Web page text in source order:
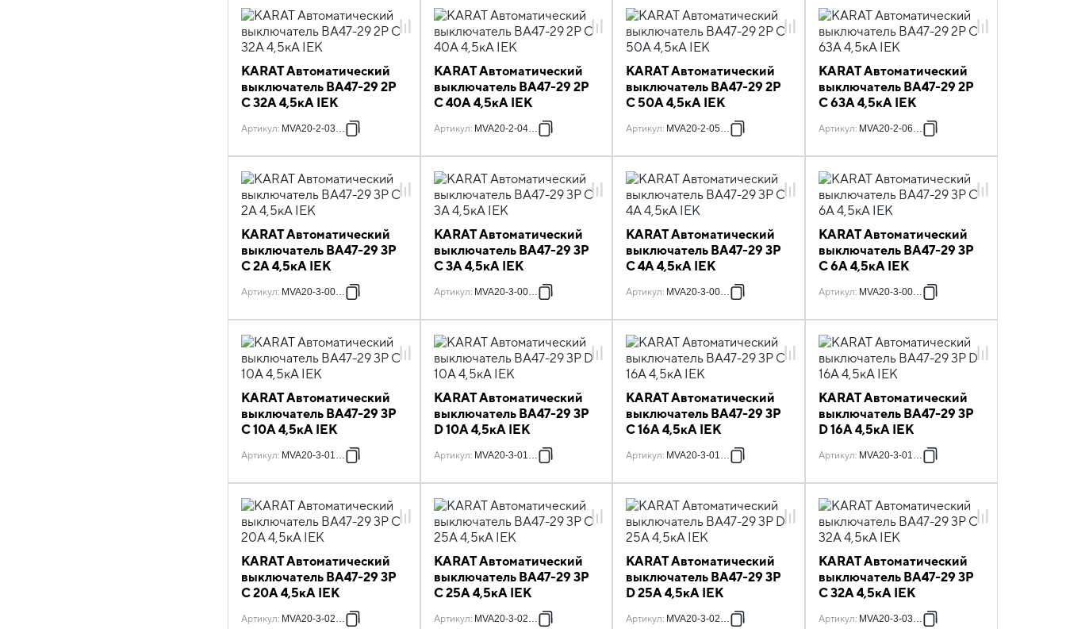
KARAT Автоматический
выключатель ВА47-29 2P
C 32А 4,5кА IEK
Артикул: MVA20-2-032-C
KARAT Автоматический
выключатель ВА47-29 2P
C 40А 4,5кА IEK
Артикул: MVA20-2-040-C
KARAT Автоматический
выключатель ВА47-29 2P
C 50А 4,5кА IEK
Артикул: MVA20-2-050-C
KARAT Автоматический
выключатель ВА47-29 2P
C 63А 4,5кА IEK
Артикул: MVA20-2-063-C
KARAT Автоматический
выключатель ВА47-29 3P
C 2А 4,5кА IEK
Артикул: MVA20-3-002-C
KARAT Автоматический
выключатель ВА47-29 3P
C 3А 4,5кА IEK
Артикул: MVA20-3-003-C
KARAT Автоматический
выключатель ВА47-29 3P
C 4А 4,5кА IEK
Артикул: MVA20-3-004-C
KARAT Автоматический
выключатель ВА47-29 3P
C 6А 4,5кА IEK
Артикул: MVA20-3-006-C
KARAT Автоматический
выключатель ВА47-29 3P
C 10А 4,5кА IEK
Артикул: MVA20-3-010-C
KARAT Автоматический
выключатель ВА47-29 3P
D 10А 4,5кА IEK
Артикул: MVA20-3-010-D
KARAT Автоматический
выключатель ВА47-29 3P
C 16А 4,5кА IEK
Артикул: MVA20-3-016-C
KARAT Автоматический
выключатель ВА47-29 3P
D 16А 4,5кА IEK
Артикул: MVA20-3-016-D
KARAT Автоматический
выключатель ВА47-29 3P
C 20А 4,5кА IEK
Артикул: MVA20-3-020-C
KARAT Автоматический
выключатель ВА47-29 3P
C 25А 4,5кА IEK
Артикул: MVA20-3-025-C
KARAT Автоматический
выключатель ВА47-29 3P
D 25А 4,5кА IEK
Артикул: MVA20-3-025-D
KARAT Автоматический
выключатель ВА47-29 3P
C 32А 4,5кА IEK
Артикул: MVA20-3-032-C